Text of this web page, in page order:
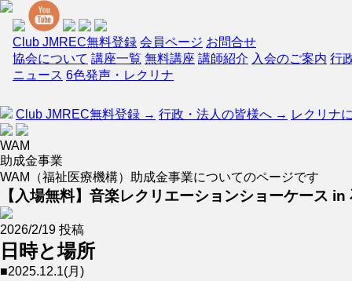
Club JMREC無料登録 会員ページ お問合せ
協会について 講座一覧 無料講座 講師紹介 入会のご案内 行
ニュース 6色発声・レクリナ
Club JMREC無料登録 → 行政・法人の皆様へ → レクリナ
WAM
助成金事業
WAM（福祉医療機構）助成金事業についてのページです
【入場無料】音楽レクリエーションショーケース
2026/2/19 投稿
日時と場所
■2025.12.1(月)